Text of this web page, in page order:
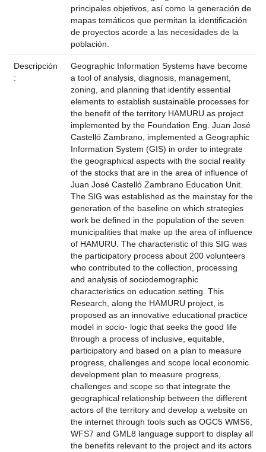
principales objetivos, así como la generación de
mapas temáticos que permitan la identificación
de proyectos acorde a las necesidades de la
población.
Descripción
:
Geographic Information Systems have become
a tool of analysis, diagnosis, management,
zoning, and planning that identify essential
elements to establish sustainable processes for
the benefit of the territory HAMURU as project
implemented by the Foundation Eng. Juan José
Castelló Zambrano, implemented a Geographic
Information System (GIS) in order to integrate
the geographical aspects with the social reality
of the stocks that are in the area of influence of
Juan José Castelló Zambrano Education Unit.
The SIG was established as the mainstay for the
generation of the baseline on which strategies
work be defined in the population of the seven
municipalities that make up the area of influence
of HAMURU. The characteristic of this SIG was
the participatory process about 200 volunteers
who contributed to the collection, processing
and analysis of sociodemographic
characteristics on education setting. This
Research, along the HAMURU project, is
proposed as an innovative educational practice
model in socio- logic that seeks the good life
through a process of inclusive, equitable,
participatory and based on a plan to measure
progress, challenges and scope local economic
development plan to measure progress,
challenges and scope so that integrate the
geographical relationship between the different
actors of the territory and develop a website on
the internet through tools such as OGC5 WMS6,
WFS7 and GML8 language support to display all
the benefits relevant to the project and its actors